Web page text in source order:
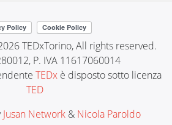
TEDxTorino, All rights reserved.
P. IVA 11617060014
TEDx è disposto sotto licenza
TED
Jusan Network& Nicola Paroldo